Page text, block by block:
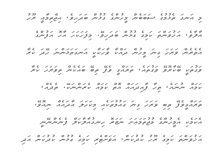
މި އަނގަ ތެޅުމުގެ ސަބަބެން މީހުންގެ ގުޅުން ބަދަހިވެ، އިޖްތިމާޢީ ރޫހު
އާލާވެ، އަޚުވަންތަ ކަމިގެ ގުޅުން ބަދަހިވޭ. މިފަހަކަހަ އާހޮ އަފުންގެ
އެތެރެން ވަރަހަ ގިނަ މީހުން ދައްކާ ވާހަކާކީ އަނގަތަޅަންނަ ހޭދަ ކެރާ
ވަގުތަކީ ބޭކާރޮވޭ ވަގުތައެ، ތަރައްގީ ވެފޭ ތިބޭ ބައެކެން ތިވަރަހަ ކެރާ
ކަމައް ނުނައެ، ތިހާ ފާއިދައައް އޮތް ކަމައް ކެރަންނަކޭ. ތެދެއް،
ތަރައްގީވެފޭ ތިބި ވަރަހަ ގިނަ ގައުމުތަކެއި މިކަހަލަ އާދައެއް ނިއޮވޭ.
އެކަމެކި އެމީހުންގެ މުޖުތަމަޢަށަ ނަޒަރޮ ހިނގުއާލާކަލް ފެނެންނޭނީ
އަޚުވަންތަ ކަމިގެ ރޫހު ކުދުކަން، އަވަށްޓެރި ކަމިގެ ގުޅުން ކުދުކަން އަދި